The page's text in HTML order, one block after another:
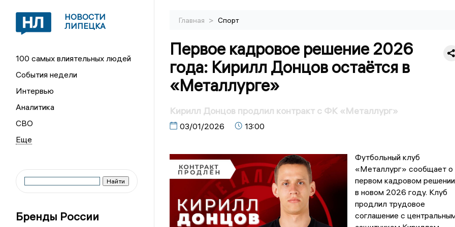
НОВОСТИ
ЛИПЕЦКА
100 самых влиятельных людей
События недели
Интервью
Аналитика
СВО
Бренды России
Главная > Спорт
Первое кадровое решение 2026
года: Кирилл Донцов остаётся в
«Металлурге»
Кирилл Донцов продлил контракт с ФК «Металлург»
03/01/2026 13:00
Футбольный клуб
«Металлург» сообщает о
первом кадровом решении
в новом 2026 году. Клуб
продлил трудовое
соглашение с